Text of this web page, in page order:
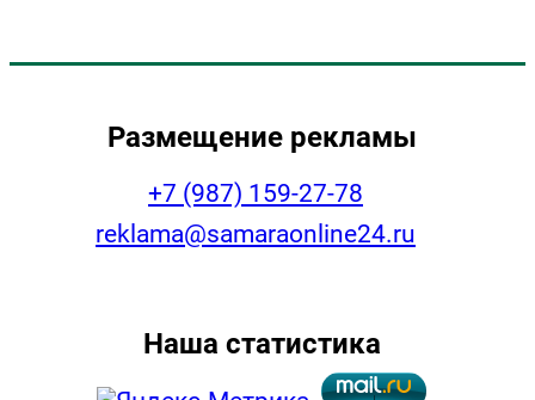
Размещение рекламы
+7 (987) 159-27-78
reklama@samaraonline24.ru
Наша статистика